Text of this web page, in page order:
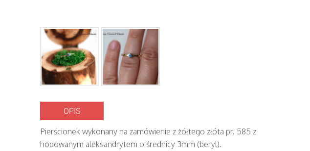
OPIS
Pierścionek wykonany na zamówienie z żółtego złóta pr. 585 z
hodowanym aleksandrytem o średnicy 3mm (beryl).